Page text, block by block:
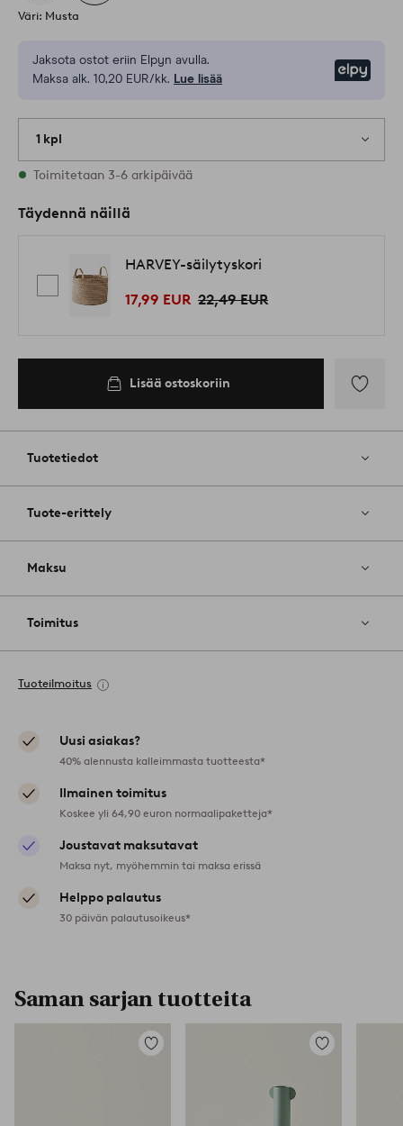
Väri: Musta
Jaksota ostot eriin Elpyn avulla.
Maksa alk. 10,20 EUR/kk. Lue lisää
1 kpl
Varastossa
Toimitetaan 3-6 arkipäivää
Täydennä näillä
HARVEY-säilytyskori
17,99 EUR 22,49 EUR
Lisää ostoskoriin
Tuotetiedot
Tuote-erittely
Maksu
Toimitus
Tuoteilmoitus
Uusi asiakas?
40% alennusta kalleimmasta tuotteesta*
Ilmainen toimitus
Koskee yli 64,90 euron normaalipaketteja*
Joustavat maksutavat
Maksa nyt, myöhemmin tai maksa erissä
Helppo palautus
30 päivän palautusoikeus*
Saman sarjan tuotteita
Lisää
Lisää